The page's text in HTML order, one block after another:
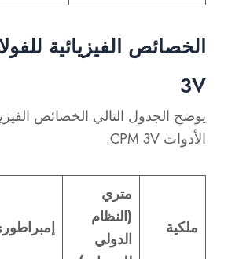
3V
يوضح الجدول التالي الخصائص
الأدوات CPM 3V.
ملكية
متري
(النظام
الدولي